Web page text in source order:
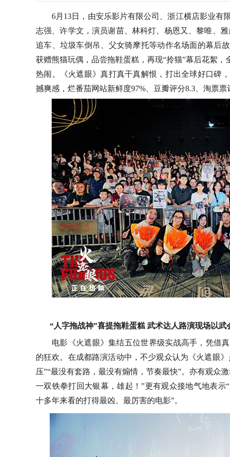
6月13日， 由安乐影片有限公司、浙江横店影业有
志强、许学文，演员谢苗、林科灯、杨恩又、黎唯、雅
追车、垃圾车倒吊、父女骑摩托等动作名场面的幕后
获赠熊猫玩偶，品尝拖鞋蛋糕，再现“拎猫”幕后花絮
热闹。《火遮眼》真打真干真解恨，打出全球好口碑
撼爽感， 烂番茄网站新鲜度97%、豆瓣评分8.3、淘票票
“人字拖战神”喜提拖鞋蛋糕 武术达人路演现场以武
电影《火遮眼》集结五位世界级实战高手，凭借
的狂欢。在成都路演活动中，不少观众认为《火遮眼
压”“最没有套路，最没有煽情，节奏最快”。亦有观众激
一双铁拳打回 大银幕 ，雄起 ！”更有观众接地气地表示
十多年来看的打得最凶、最厉害的电影”。